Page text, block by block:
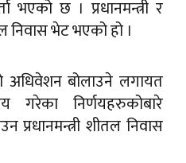
भएको छ । प्रधानमन्त्री र
निवास भेट भएको हो ।
अधिवेशन बोलाउने लगायत
निर्णयहरुकोबारे
प्रधानमन्त्री शीतल निवास